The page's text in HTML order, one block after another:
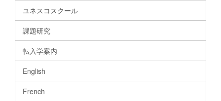
ユネスコスクール
課題研究
転入学案内
English
French